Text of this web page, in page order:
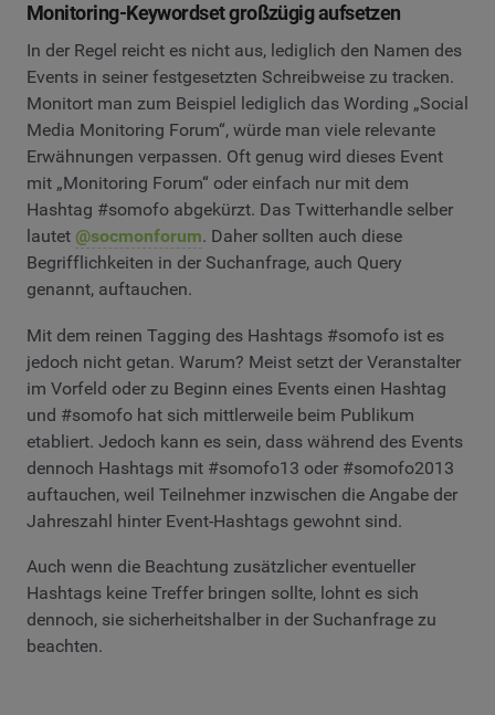
Monitoring-Keywordset großzügig aufsetzen
In der Regel reicht es nicht aus, lediglich den Namen des
Events in seiner festgesetzten Schreibweise zu tracken.
Monitort man zum Beispiel lediglich das Wording „Social
Media Monitoring Forum“, würde man viele relevante
Erwähnungen verpassen. Oft genug wird dieses Event
mit „Monitoring Forum“ oder einfach nur mit dem
Hashtag #somofo abgekürzt. Das Twitterhandle selber
lautet @socmonforum. Daher sollten auch diese
Begrifflichkeiten in der Suchanfrage, auch Query
genannt, auftauchen.
Mit dem reinen Tagging des Hashtags #somofo ist es
jedoch nicht getan. Warum? Meist setzt der Veranstalter
im Vorfeld oder zu Beginn eines Events einen Hashtag
und #somofo hat sich mittlerweile beim Publikum
etabliert. Jedoch kann es sein, dass während des Events
dennoch Hashtags mit #somofo13 oder #somofo2013
auftauchen, weil Teilnehmer inzwischen die Angabe der
Jahreszahl hinter Event-Hashtags gewohnt sind.
Auch wenn die Beachtung zusätzlicher eventueller
Hashtags keine Treffer bringen sollte, lohnt es sich
dennoch, sie sicherheitshalber in der Suchanfrage zu
beachten.